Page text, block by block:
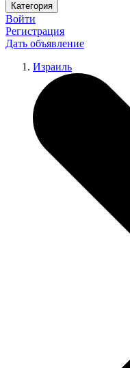
Категория
Войти
Регистрация
Дать объявление
Израиль